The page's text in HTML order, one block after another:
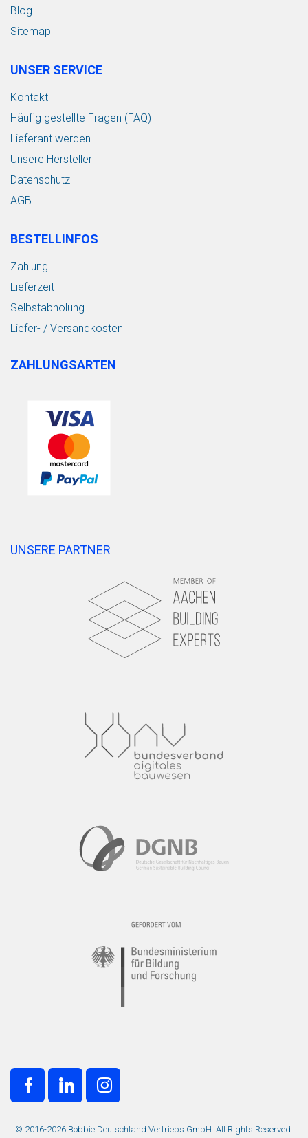
Blog
Sitemap
UNSER SERVICE
Kontakt
Häufig gestellte Fragen (FAQ)
Lieferant werden
Unsere Hersteller
Datenschutz
AGB
BESTELLINFOS
Zahlung
Lieferzeit
Selbstabholung
Liefer- / Versandkosten
ZAHLUNGSARTEN
UNSERE PARTNER
© 2016-2026 Bobbie Deutschland Vertriebs GmbH. All Rights Reserved.